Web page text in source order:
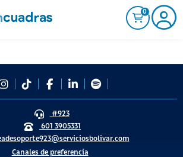
0
#923
601 3905331
Canales de preferencia